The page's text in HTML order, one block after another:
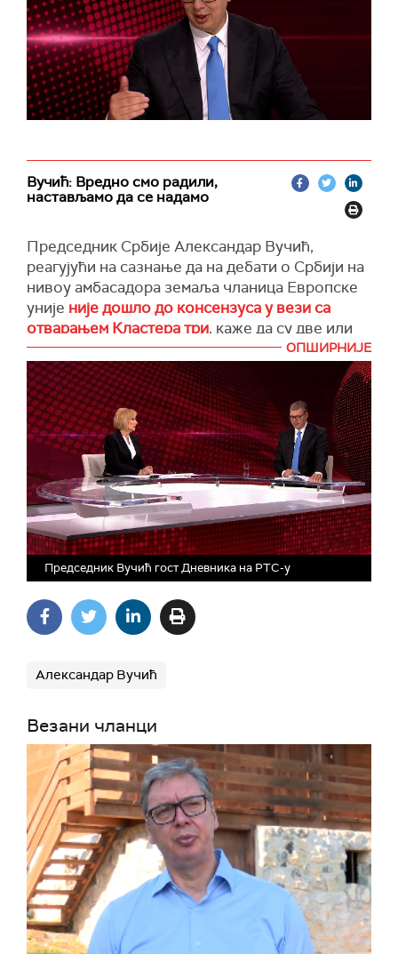
Вучић: Вредно смо радили,
настављамо да се надамо
Председник Србије Александар Вучић,
реагујући на сазнање да на дебати о Србији на
нивоу амбасадора земаља чланица Европске
уније није дошло до консензуса у вези са
отварањем Кластера три, каже да су две или
три земље биле снажно против.
"Највише ме погађа што су наши људи радили
вредно и урадили су све што Европска
комисија тражи. Показали смо да имамо
капацитет да спроведемо реформе брзо. Али,
не можемо да променимо политичку вољу.
Говорио сам да ће бити проблема и да није све
засновано на заслугама, али остаје нам да се
надамо", истиче Вучић.
ОПШИРНИЈЕ
Председник Вучић гост Дневника на РТС-у
Александар Вучић
Везани чланци